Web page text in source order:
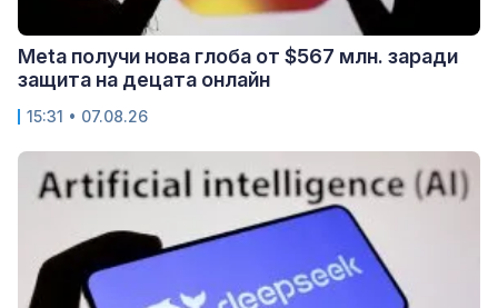
Meta получи нова глоба от $567 млн. заради
защита на децата онлайн
15:31 • 07.08.26